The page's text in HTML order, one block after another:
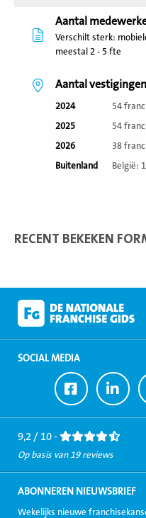
Aantal
Verschilt sterk:
meestal 2 - 5 fte
Aantal vestigingen
2024
54
2025
54
2026
38
Buitenland
België:
RECENT BEKEKEN
SOCIAL MEDIA
Ga
naar
Facebook
Ga
naar
9,2 / 10 -
Op basis van 19 reviews
ABONNEREN NIEUWSBRIEF
Wekelijks nieuwe